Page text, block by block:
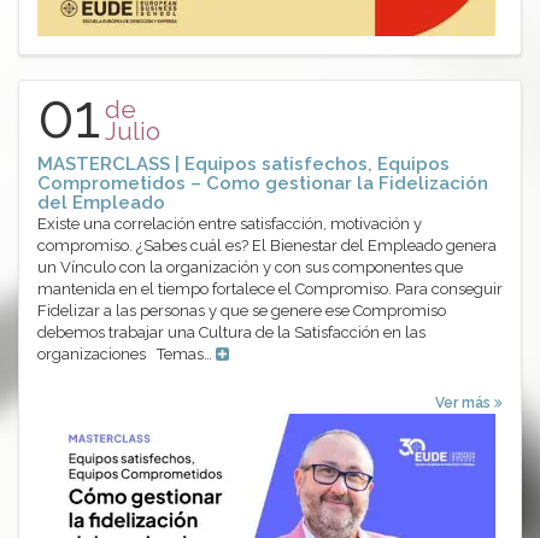
01 de
Julio
MASTERCLASS | Equipos satisfechos, Equipos
Comprometidos – Como gestionar la Fidelización
del Empleado
Existe una correlación entre satisfacción, motivación y
compromiso. ¿Sabes cuál es? El Bienestar del Empleado genera
un Vínculo con la organización y con sus componentes que
mantenida en el tiempo fortalece el Compromiso. Para conseguir
Fidelizar a las personas y que se genere ese Compromiso
debemos trabajar una Cultura de la Satisfacción en las
organizaciones Temas…
Ver más